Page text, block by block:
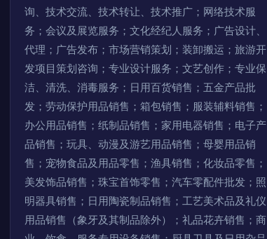
询、技术交流、技术转让、技术推广；网络技术服
务；会议及展览服务；文化经纪人服务；广告设计、
代理；广告发布；市场营销策划；装卸搬运；旅游开
发项目策划咨询；专业设计服务；文艺创作；专业保
洁、清洗、消毒服务；日用百货销售；五金产品批
发；劳动保护用品销售；箱包销售；服装辅料销售；
办公用品销售；纸制品销售；家用电器销售；电子产
品销售；玩具、动漫及游艺用品销售；母婴用品销
售；宠物食品及用品零售；渔具销售；化妆品零售；
美发饰品销售；珠宝首饰零售；汽车零配件批发；照
明器具销售；日用陶瓷制品销售；工艺美术品及礼仪
用品销售（象牙及其制品除外）；礼品花卉销售；商